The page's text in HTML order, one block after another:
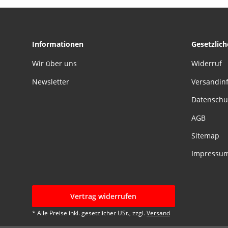
Informationen
Wir über uns
Newsletter
Widerruf
AGB
Sitemap
Vertrag widerrufen
* Alle Preise inkl. gesetzlicher USt., zzgl.Versand